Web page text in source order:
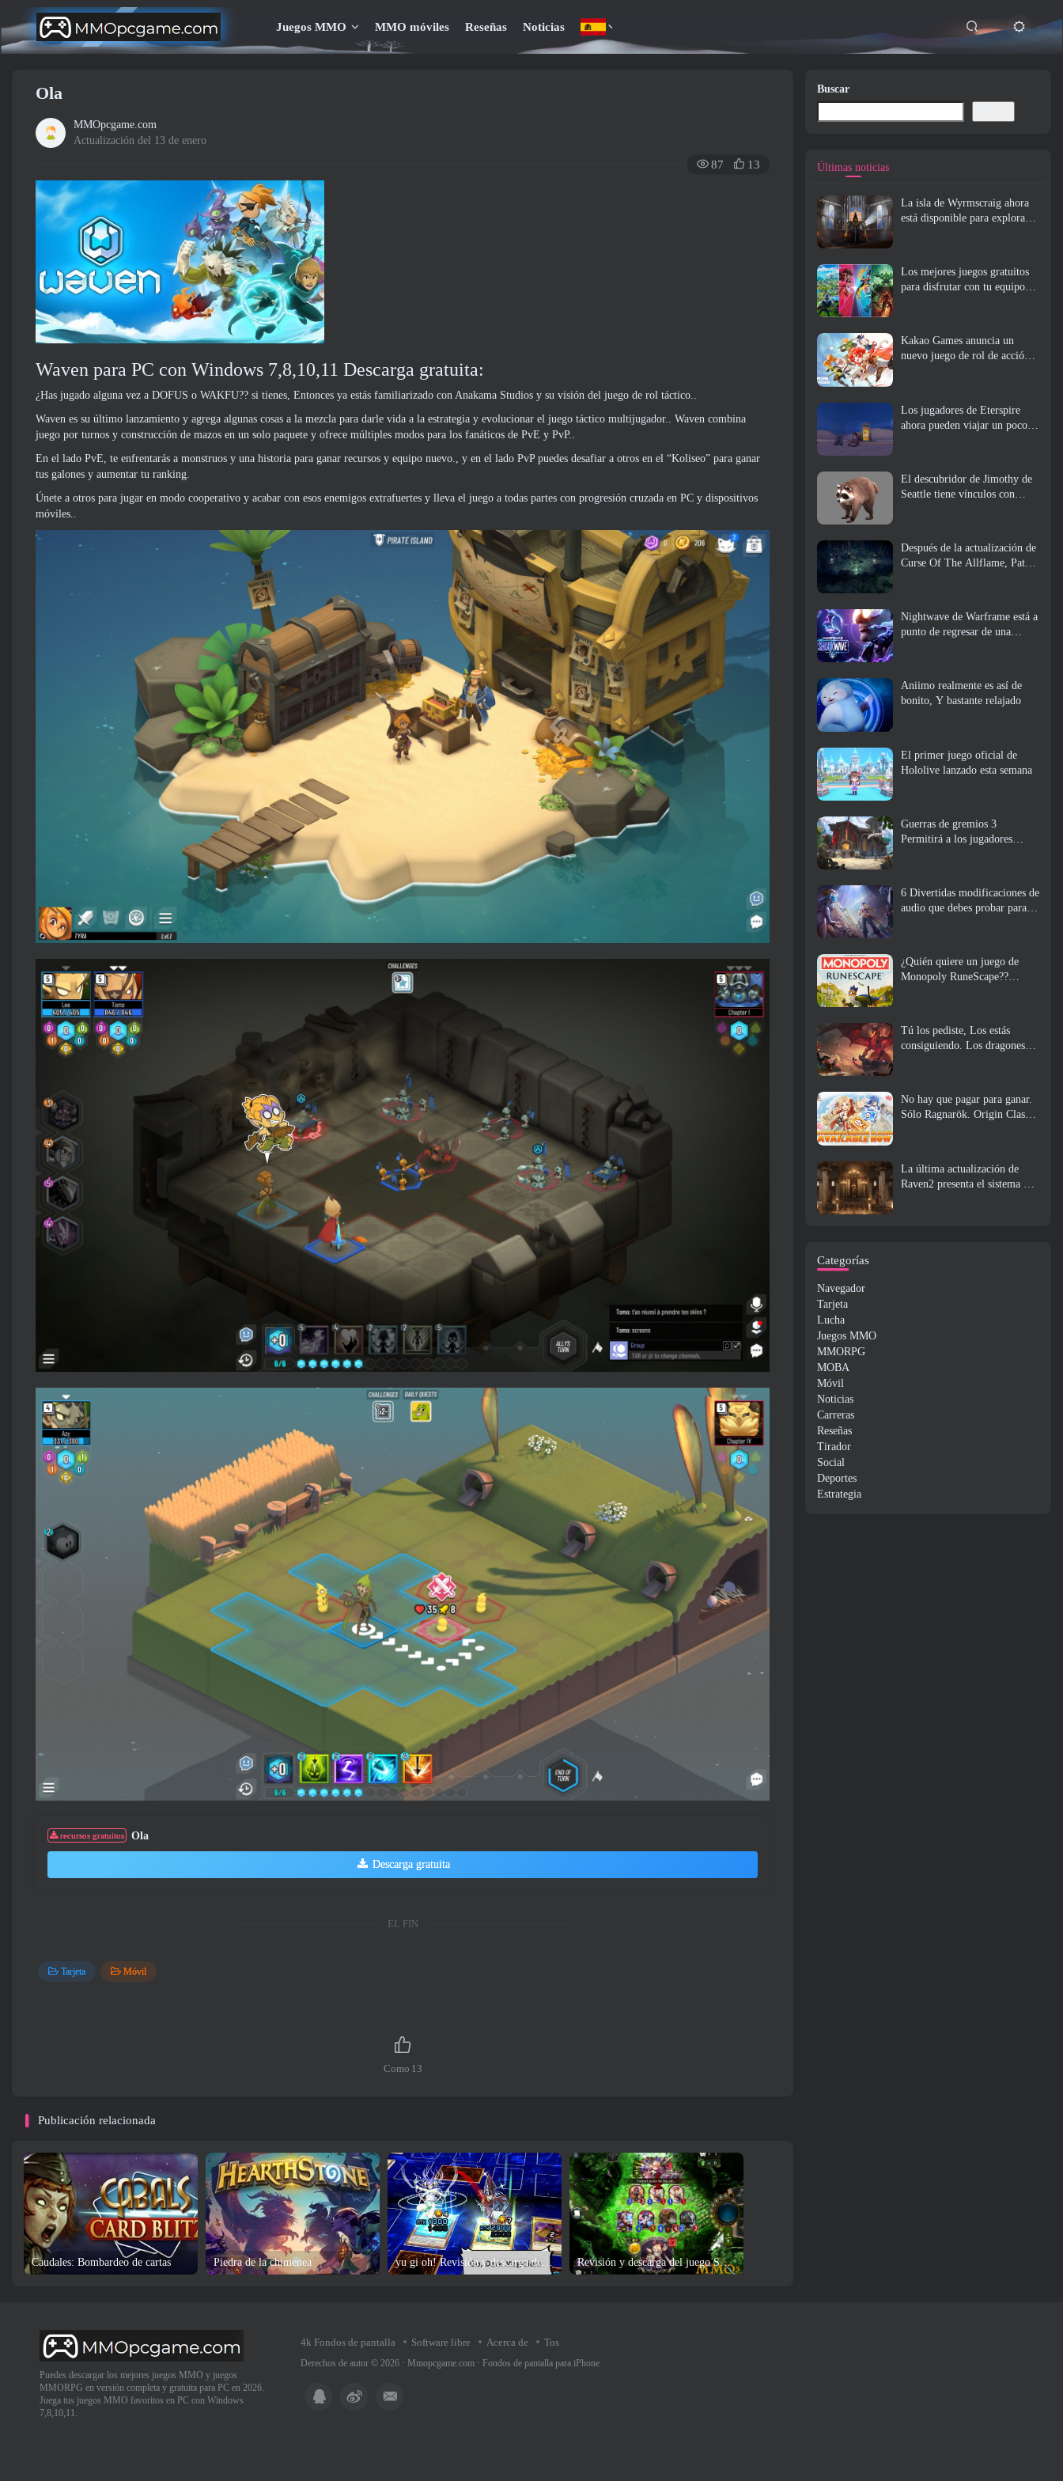
Juegos MMO MMO móviles Reseñas Noticias
Ola
MMOpcgame.com
Actualización del 13 de enero
87 13
Waven para PC con Windows 7,8,10,11 Descarga gratuita:
¿Has jugado alguna vez a DOFUS o WAKFU?? si tienes, Entonces ya estás familiarizado con Anakama Studios y su visión del juego de rol táctico..
Waven es su último lanzamiento y agrega algunas cosas a la mezcla para darle vida a la estrategia y evolucionar el juego táctico multijugador.. Waven combina
juego por turnos y construcción de mazos en un solo paquete y ofrece múltiples modos para los fanáticos de PvE y PvP..
En el lado PvE, te enfrentarás a monstruos y una historia para ganar recursos y equipo nuevo., y en el lado PvP puedes desafiar a otros en el “Koliseo” para ganar
tus galones y aumentar tu ranking.
Únete a otros para jugar en modo cooperativo y acabar con esos enemigos extrafuertes y lleva el juego a todas partes con progresión cruzada en PC y dispositivos
móviles..
recursos gratuitos Ola
Descarga gratuita
EL FIN
Tarjeta Móvil
Como 13
Publicación relacionada
Caudales: Bombardeo de cartas Piedra de la chimenea yu gi oh! Revisión y descarga del juego Duel Links Revisión y descarga del juego Shadowverse
Buscar
Últimas noticias
La isla de Wyrmscraig ahora
está disponible para explorar
Los mejores juegos gratuitos
para disfrutar con tu equipo
Kakao Games anuncia un
nuevo juego de rol de acción,
Los jugadores de Eterspire
ahora pueden viajar un poco
El descubridor de Jimothy de
Seattle tiene vínculos con
Después de la actualización de
Curse Of The Allflame, Path
Nightwave de Warframe está a
punto de regresar de una
Aniimo realmente es así de
bonito, Y bastante relajado
El primer juego oficial de
Hololive lanzado esta semana
Guerras de gremios 3
Permitirá a los jugadores
6 Divertidas modificaciones de
audio que debes probar para
¿Quién quiere un juego de
Monopoly RuneScape??
Tú los pediste, Los estás
consiguiendo. Los dragones
No hay que pagar para ganar.
Sólo Ragnarök. Origin Classic
La última actualización de
Raven2 presenta el sistema de
Categorías
Navegador
Tarjeta
Lucha
Juegos MMO
MMORPG
MOBA
Móvil
Noticias
Carreras
Reseñas
Tirador
Social
Deportes
Estrategia
Puedes descargar los mejores juegos MMO y juegos
MMORPG en versión completa y gratuita para PC en 2026.
Juega tus juegos MMO favoritos en PC con Windows
7,8,10,11.
4k Fondos de pantalla Software libre Acerca de Tos
Derechos de autor © 2026 · Mmopcgame.com · Fondos de pantalla para iPhone